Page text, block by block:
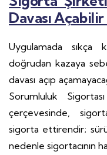
Davası Açabilir
Uygulamada sıkça
doğrudan kazaya
davası açıp
Sorumluluk
çerçevesinde,
sigorta ettirendir;
nedenle sigortacının